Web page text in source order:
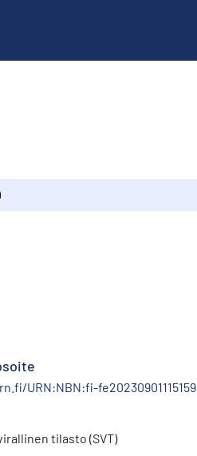
URN:NBN:fi-fe20230901115159
tilasto (SVT)